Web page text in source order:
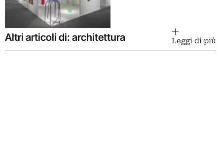
Altri articoli di: architettura Leggi di più